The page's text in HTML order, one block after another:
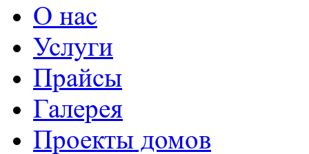
О нас
Услуги
Прайсы
Галерея
Проекты домов